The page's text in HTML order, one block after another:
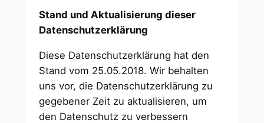
Stand und Aktualisierung dieser
Datenschutzerklärung
Diese Datenschutzerklärung hat den
Stand vom 25.05.2018. Wir behalten
uns vor, die Datenschutzerklärung zu
gegebener Zeit zu aktualisieren, um
den Datenschutz zu verbessern